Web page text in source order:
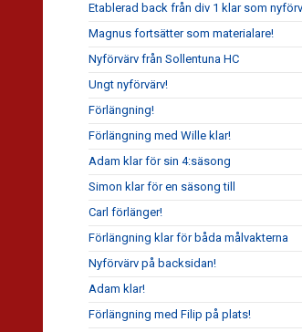
Etablerad back från div 1 klar som
Magnus fortsätter som materialare!
Nyförvärv från Sollentuna HC
Ungt nyförvärv!
Förlängning!
Förlängning med Wille klar!
Adam klar för sin 4:säsong
Simon klar för en säsong till
Carl förlänger!
Förlängning klar för båda målvakterna
Nyförvärv på backsidan!
Adam klar!
Förlängning med Filip på plats!